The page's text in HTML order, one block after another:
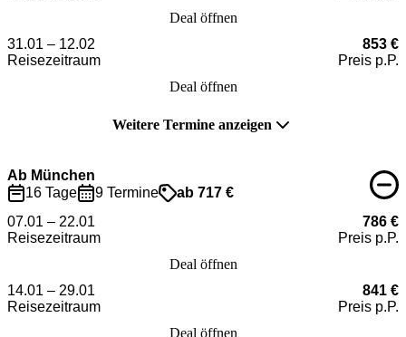
Deal öffnen
31.01 – 12.02
Reisezeitraum
853 €
Preis p.P.
Deal öffnen
Weitere Termine anzeigen
Ab München
16 Tage
9 Termine
ab 717 €
07.01 – 22.01
Reisezeitraum
786 €
Preis p.P.
Deal öffnen
14.01 – 29.01
Reisezeitraum
841 €
Preis p.P.
Deal öffnen